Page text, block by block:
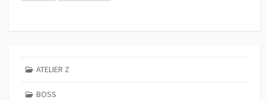
ATELIER Z
BOSS